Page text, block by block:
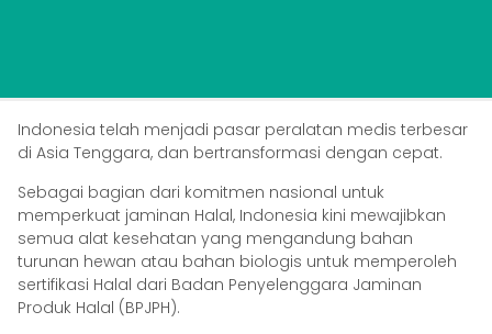
Indonesia telah menjadi pasar peralatan medis terbesar
di Asia Tenggara, dan bertransformasi dengan cepat.
Sebagai bagian dari komitmen nasional untuk
memperkuat jaminan Halal, Indonesia kini mewajibkan
semua alat kesehatan yang mengandung bahan
turunan hewan atau bahan biologis untuk memperoleh
sertifikasi Halal dari Badan Penyelenggara Jaminan
Produk Halal (BPJPH).